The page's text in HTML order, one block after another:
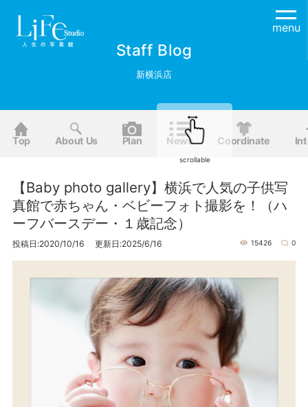
menu
Staff Blog
新横浜店
Top About Us Plan News Coordinate
【Baby photo gallery】横浜で人気の子供写
真館で赤ちゃん・ベビーフォト撮影を！（ハ
ーフバースデー・１歳記念）
投稿日:2020/10/16 更新日:2025/6/16 15426 0